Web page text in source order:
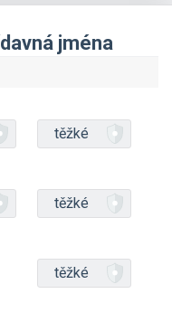
jména
těžké
těžké
těžké